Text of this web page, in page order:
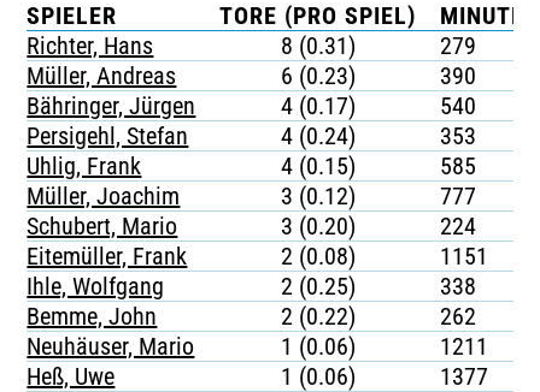
SPIELER TORE (PRO SPIEL)
Richter, Hans
8 (0.31)
279
Müller, Andreas
6 (0.23)
390
Bähringer, Jürgen
4 (0.17)
540
Persigehl, Stefan
4 (0.24)
353
Uhlig, Frank
4 (0.15)
585
Müller, Joachim
3 (0.12)
777
Schubert, Mario
3 (0.20)
224
Eitemüller, Frank
2 (0.08)
1151
Ihle, Wolfgang
2 (0.25)
338
Bemme, John
2 (0.22)
262
Neuhäuser, Mario
1 (0.06)
1211
Heß, Uwe
1 (0.06) 1377